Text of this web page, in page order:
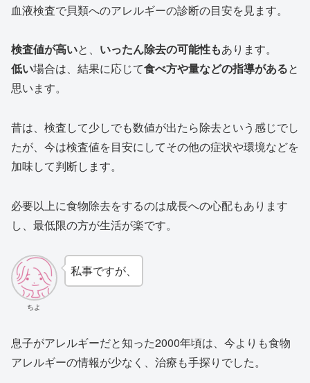
血液検査で貝類へのアレルギーの診断の目安を見ます。
検査値が高いと、 いったん除去の可能性もあります。
低い場合は、結果に応じて食べ方や量などの指導があると
思います。
昔は、検査して少しでも数値が出たら除去という感じでし
たが、今は検査値を目安にしてその他の症状や環境などを
加味して判断します。
必要以上に食物除去をするのは成長への心配もあります
し、最低限の方が生活が楽です。
ちよ
私事ですが、
息子がアレルギーだと知った2000年頃は、今よりも食物
アレルギーの情報が少なく、治療も手探りでした。